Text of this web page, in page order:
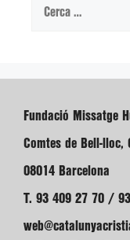
Cerca:
Fundació Missatge
Comtes de Bell-lloc,
08014 Barcelona
T. 93 409 27 70 /